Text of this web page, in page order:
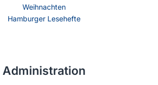
Weihnachten
Hamburger Lesehefte
Administration